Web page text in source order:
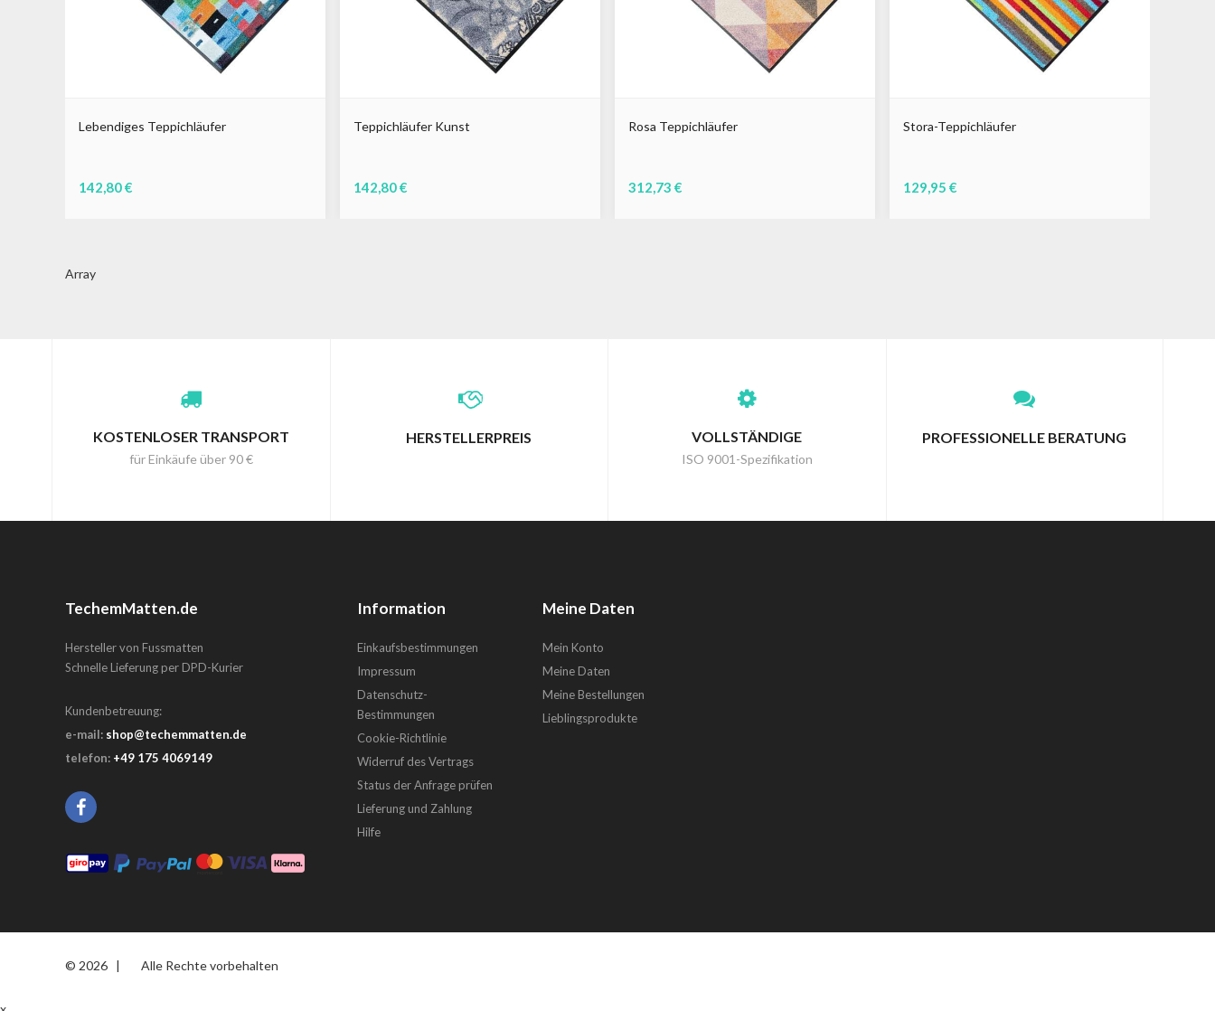
Lebendiges Teppichläufer
142,80 €
Teppichläufer Kunst
142,80 €
Rosa Teppichläufer
312,73 €
Stora-Teppichläufer
129,95 €
Array
KOSTENLOSER TRANSPORT
für Einkäufe über 90 €
HERSTELLERPREIS VOLLSTÄNDIGE
ISO 9001-Spezifikation
PROFESSIONELLE BERATUNG
TechemMatten.de
Hersteller von Fussmatten
Schnelle Lieferung per DPD-Kurier
Kundenbetreuung:
e-mail: shop@techemmatten.de
telefon: +49 175 4069149
Information
Einkaufsbestimmungen
Impressum
Datenschutz-
Bestimmungen
Cookie-Richtlinie
Widerruf des Vertrags
Status der Anfrage prüfen
Lieferung und Zahlung
Hilfe
Meine Daten
Mein Konto
Meine Daten
Meine Bestellungen
Lieblingsprodukte
© 2026 | Alle Rechte vorbehalten